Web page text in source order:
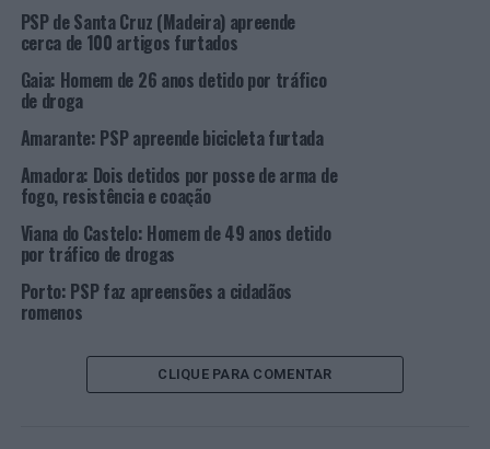
NÃO PERCA
VIP Tours: Zoo Santo Inácio lança experiência guiada
PSP de Santa Cruz (Madeira) apreende
cerca de 100 artigos furtados
Gaia: Homem de 26 anos detido por tráfico
de droga
Amarante: PSP apreende bicicleta furtada
Amadora: Dois detidos por posse de arma de
fogo, resistência e coação
Viana do Castelo: Homem de 49 anos detido
por tráfico de drogas
Porto: PSP faz apreensões a cidadãos
romenos
CLIQUE PARA COMENTAR